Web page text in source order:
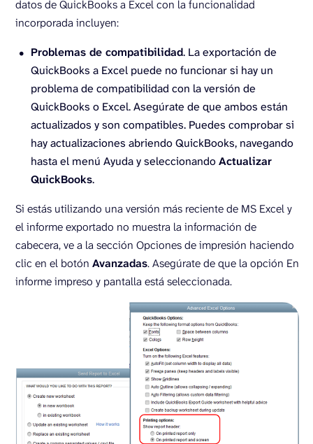
datos de QuickBooks a Excel con la funcionalidad
incorporada incluyen:
Problemas de compatibilidad. La exportación de
QuickBooks a Excel puede no funcionar si hay un
problema de compatibilidad con la versión de
QuickBooks o Excel. Asegúrate de que ambos están
actualizados y son compatibles. Puedes comprobar si
hay actualizaciones abriendo QuickBooks, navegando
hasta el menú Ayuda y seleccionandoActualizar
QuickBooks.
Si estás utilizando una versión más reciente de MS Excel y
el informe exportado no muestra la información de
cabecera, ve a la sección Opciones de impresión haciendo
clic en el botón Avanzadas. Asegúrate de que la opción En
informe impreso y pantalla está seleccionada.